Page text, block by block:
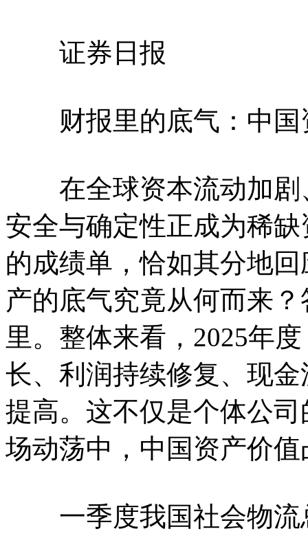
证券日报
财报里的底气：中国
在全球资本流动加剧
安全与确定性正成为稀
的成绩单，恰如其分地
产的底气究竟从何而来
里。整体来看，2025年
长、利润持续修复、现
提高。这不仅是个体公
场动荡中，中国资产价
一季度我国社会物流